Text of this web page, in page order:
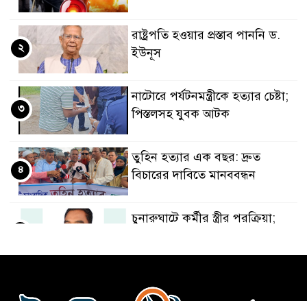
রাষ্ট্রপতি হওয়ার প্রস্তাব পাননি ড.
ইউনূস
২
নাটোরে পর্যটনমন্ত্রীকে হত্যার চেষ্টা;
পিস্তলসহ যুবক আটক
৩
তুহিন হত্যার এক বছর: দ্রুত
বিচারের দাবিতে মানববন্ধন
৪
চুনারুঘাটে কর্মীর স্ত্রীর পরক্রিয়া;
করতে চেয়েছিলেন ড. ইউনূস
৬